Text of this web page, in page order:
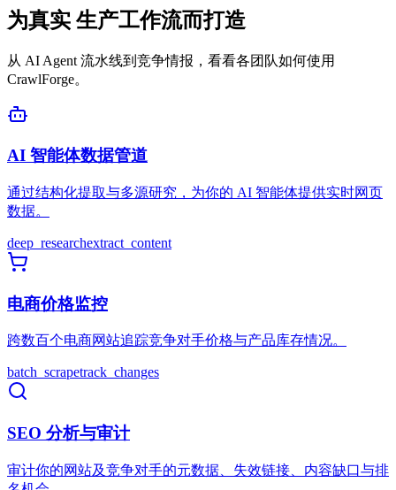
为真实 生产工作流而打造
从 AI Agent 流水线到竞争情报，看看各团队如何使用
CrawlForge。
AI 智能体数据管道
通过结构化提取与多源研究，为你的 AI 智能体提供实时网页
数据。
deep_researchextract_content
电商价格监控
跨数百个电商网站追踪竞争对手价格与产品库存情况。
batch_scrapetrack_changes
SEO 分析与审计
审计你的网站及竞争对手的元数据、失效链接、内容缺口与排